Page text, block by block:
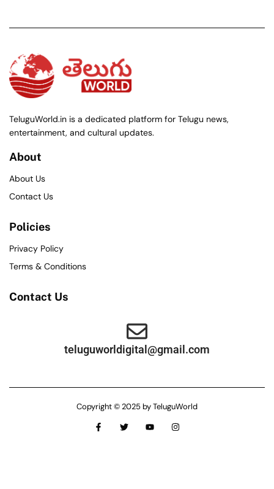
TeluguWorld.in is a dedicated platform for Telugu news,
entertainment, and cultural updates.
About
About Us
Contact Us
Policies
Privacy Policy
Terms & Conditions
Contact Us
teluguworldigital@gmail.com
Copyright © 2025 by TeluguWorld